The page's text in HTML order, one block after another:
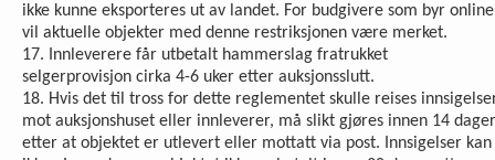
ikke kunne eksporteres ut av landet. For budgivere som byr online
vil aktuelle objekter med denne restriksjonen være merket.
17. Innleverere får utbetalt hammerslag fratrukket
selgerprovisjon cirka 4-6 uker etter auksjonsslutt.
18. Hvis det til tross for dette reglementet skulle reises
mot auksjonshuset eller innleverer, må slikt gjøres innen 14 dager
etter at objektet er utlevert eller mottatt via post. Innsigelser kan